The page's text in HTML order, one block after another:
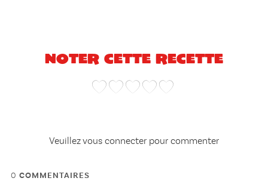
Noter cette recette
Veuillez vous connecter pour commenter
0 COMMENTAIRES